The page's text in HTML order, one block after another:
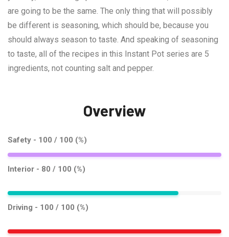
are going to be the same. The only thing that will possibly
be different is seasoning, which should be, because you
should always season to taste. And speaking of seasoning
to taste, all of the recipes in this Instant Pot series are 5
ingredients, not counting salt and pepper.
Overview
Safety 100 / 100 (%)
Interior 80 / 100 (%)
Driving 100 / 100 (%)